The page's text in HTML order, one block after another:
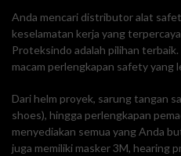
Anda mencari distributor alat
keselamatan kerja yang
Proteksindo adalah pilihan
macam perlengkapan safety yang
Dari helm proyek, sarung tangan
shoes), hingga perlengkapan
menyediakan semua yang Anda
juga memiliki masker 3M, hearing